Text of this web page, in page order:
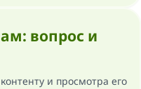
вопрос и
и просмотра его